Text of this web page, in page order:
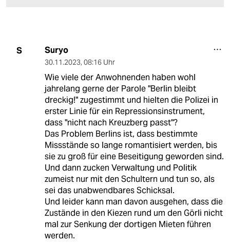
S Suryo
30.11.2023, 08:16 Uhr
Wie viele der Anwohnenden haben wohl
jahrelang gerne der Parole "Berlin bleibt
dreckig!" zugestimmt und hielten die Polizei in
erster Linie für ein Repressionsinstrument,
dass "nicht nach Kreuzberg passt"?
Das Problem Berlins ist, dass bestimmte
Missstände so lange romantisiert werden, bis
sie zu groß für eine Beseitigung geworden sind.
Und dann zucken Verwaltung und Politik
zumeist nur mit den Schultern und tun so, als
sei das unabwendbares Schicksal.
Und leider kann man davon ausgehen, dass die
Zustände in den Kiezen rund um den Görli nicht
mal zur Senkung der dortigen Mieten führen
werden.